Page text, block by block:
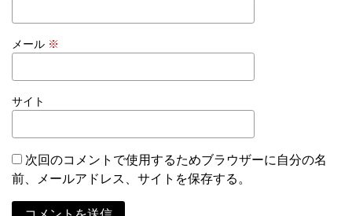
メール ※
サイト
次回のコメントで使用するためブラウザーに自分の名
前、メールアドレス、サイトを保存する。